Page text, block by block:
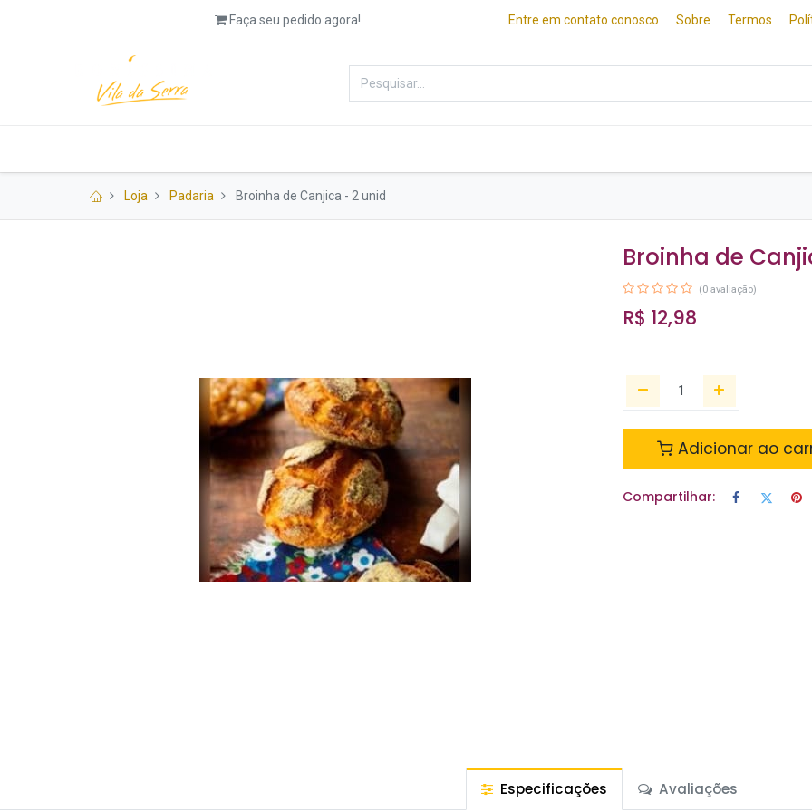
Faça seu pedido agora! Entre em contato conosco Sobre Termos
Loja Padaria Broinha de Canjica - 2 unid
Broinha de
(0 avaliação)
R$ 12,98
Adicionar ao
Compartilhar:
Especificações Avaliações